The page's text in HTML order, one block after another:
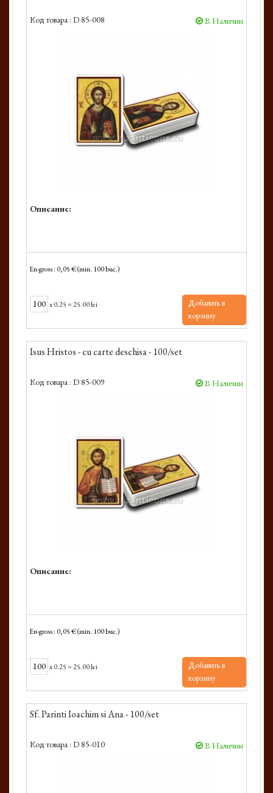
Код товара : D 85-008 В Наличии
Описание:
En-gross : 0,05 € (min. 100 buc.)
x0.25=25.00 lei
Добавить в
корзину
Isus Hristos - cu carte deschisa - 100/set
Код товара : D 85-009 В Наличии
Описание:
En-gross : 0,05 € (min. 100 buc.)
x0.25=25.00 lei
Добавить в
корзину
Sf. Parinti Ioachim si Ana - 100/set
Код товара : D 85-010 В Наличии